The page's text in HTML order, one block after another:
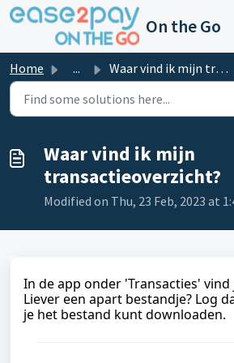
Skip to main content
On the Go
Home ... Waar vind ik mijn transactieoverzicht?
Waar vind ik mijn
transactieoverzicht?
Modified on Thu, 23 Feb, 2023 at
In de app onder 'Transacties'
Liever een apart bestandje? Log
je het bestand kunt downloaden.